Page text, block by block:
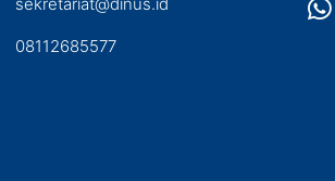
08112685577
